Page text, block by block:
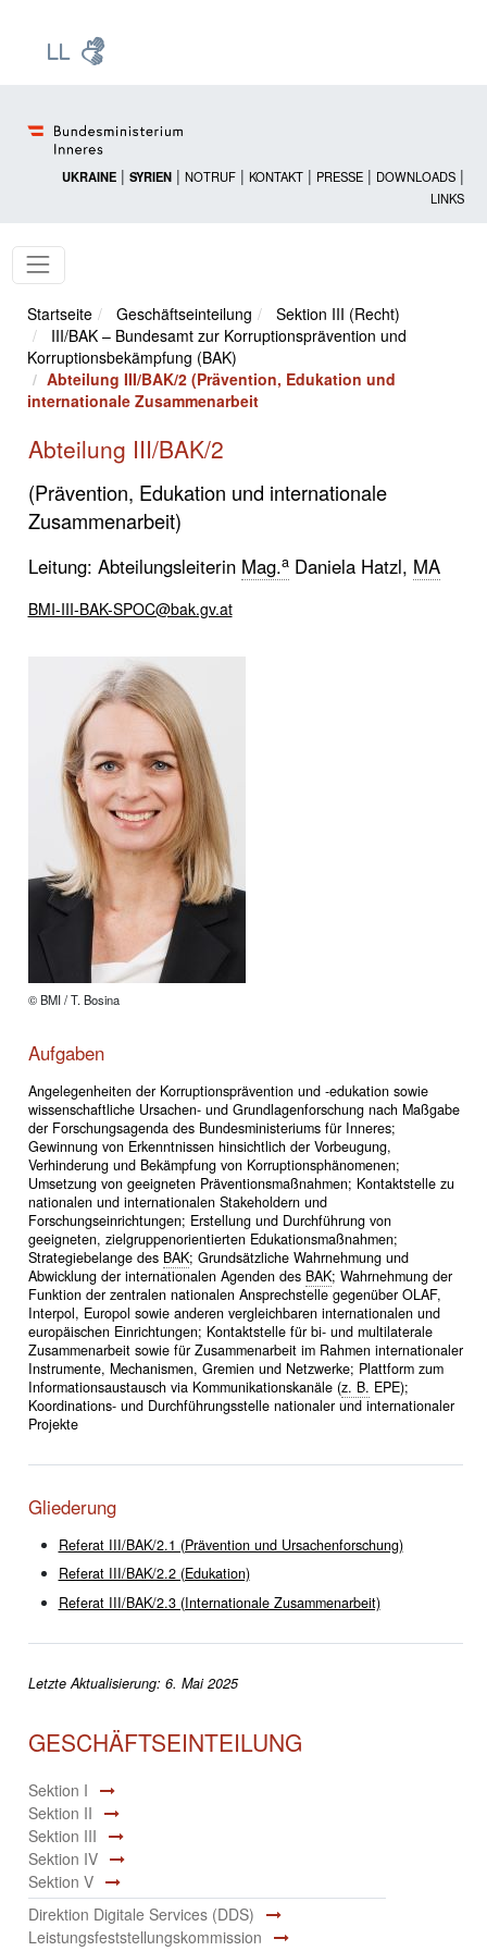
UKRAINE | SYRIEN | NOTRUF | KONTAKT | PRESSE | DOWNLOADS |
LINKS
Startseite Geschäftseinteilung
Sektion III (Recht)
III/BAK – Bundesamt zur Korruptionsprävention und
Korruptionsbekämpfung (BAK)
Abteilung III/BAK/2 (Prävention, Edukation und
internationale Zusammenarbeit
Abteilung III/BAK/2
(Prävention, Edukation und internationale
Zusammenarbeit)
Leitung: Abteilungsleiterin Mag.aDaniela Hatzl, MA
BMI-III-BAK-SPOC@bak.gv.at
© BMI / T. Bosina
Aufgaben
Angelegenheiten der Korruptionsprävention und -edukation sowie
wissenschaftliche Ursachen- und Grundlagenforschung nach Maßgabe
der Forschungsagenda des Bundesministeriums für Inneres;
Gewinnung von Erkenntnissen hinsichtlich der Vorbeugung,
Verhinderung und Bekämpfung von Korruptionsphänomenen;
Umsetzung von geeigneten Präventionsmaßnahmen; Kontaktstelle zu
nationalen und internationalen Stakeholdern und
Forschungseinrichtungen; Erstellung und Durchführung von
geeigneten, zielgruppenorientierten Edukationsmaßnahmen;
Strategiebelange des BAK; Grundsätzliche Wahrnehmung und
Abwicklung der internationalen Agenden des BAK; Wahrnehmung der
Funktion der zentralen nationalen Ansprechstelle gegenüber OLAF,
Interpol, Europol sowie anderen vergleichbaren internationalen und
europäischen Einrichtungen; Kontaktstelle für bi- und multilaterale
Zusammenarbeit sowie für Zusammenarbeit im Rahmen internationaler
Instrumente, Mechanismen, Gremien und Netzwerke; Plattform zum
Informationsaustausch via Kommunikationskanäle (z. B. EPE);
Koordinations- und Durchführungsstelle nationaler und internationaler
Projekte
Gliederung
Referat III/BAK/2.1 (Prävention und Ursachenforschung)
Referat III/BAK/2.2 (Edukation)
Referat III/BAK/2.3 (Internationale Zusammenarbeit)
Letzte Aktualisierung: 6. Mai 2025
GESCHÄFTSEINTEILUNG
Sektion I
Sektion II
Sektion III
Sektion IV
Sektion V
Direktion Digitale Services (DDS)
Leistungsfeststellungskommission